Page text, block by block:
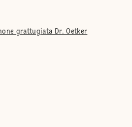
grattugiata Dr. Oetker